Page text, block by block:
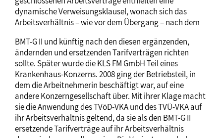
dynamische Verweisungsklausel, wonach sich das
Arbeitsverhältnis – wie vor dem Übergang – nach dem
BMT-G II und künftig nach den diesen ergänzenden,
ändernden und ersetzenden Tarifverträgen richten
sollte. Später wurde die KLS FM GmbH Teil eines
Krankenhaus-Konzerns. 2008 ging der Betriebsteil, in
dem die Arbeitnehmerin beschäftigt war, auf eine
andere Konzerngesellschaft über. Mit ihrer Klage macht
sie die Anwendung des TVöD-VKA und des TVÜ-VKA auf
ihr Arbeitsverhältnis geltend, da sie als den BMT-G II
ersetzende Tarifverträge auf ihr Arbeitsverhältnis